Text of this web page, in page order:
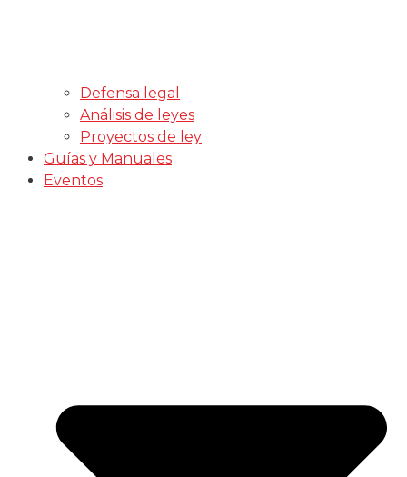
Defensa legal
Análisis de leyes
Proyectos de ley
Guías y Manuales
Eventos